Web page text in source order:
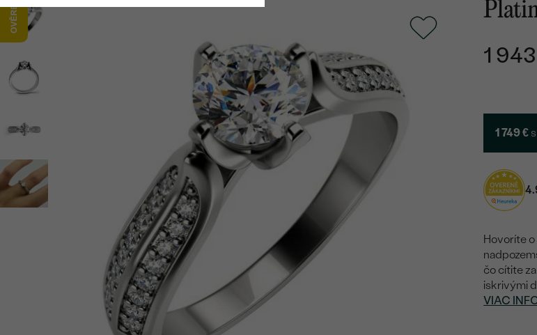
1
1 749 €
Hovoríte o
čo cítite
iskrivými
VIAC